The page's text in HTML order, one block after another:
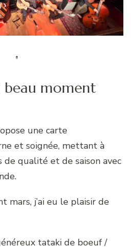
beau moment
une carte
et soignée, mettant à
de qualité et de saison avec
mars, j’ai eu le plaisir de
tataki de boeuf /